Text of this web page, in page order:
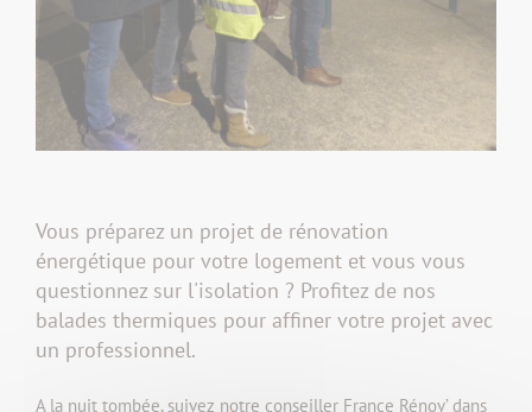
Vous préparez un projet de rénovation
énergétique pour votre logement et vous vous
questionnez sur l'isolation ? Profitez de nos
balades thermiques pour affiner votre projet avec
un professionnel.
A la nuit tombée, suivez notre conseiller France Rénov’ dans